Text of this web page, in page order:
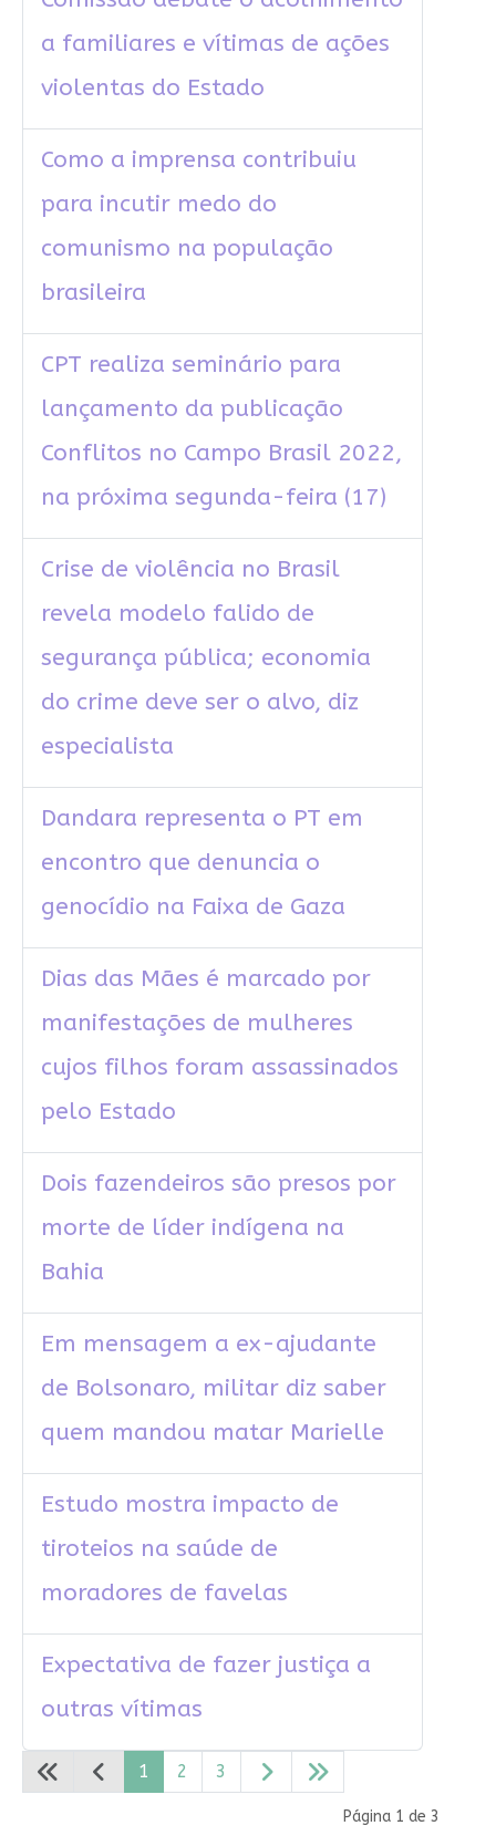
a familiares e vítimas de ações
violentas do Estado
Como a imprensa contribuiu
para incutir medo do
comunismo na população
brasileira
CPT realiza seminário para
lançamento da publicação
Conflitos no Campo Brasil 2022,
na próxima segunda-feira (17)
Crise de violência no Brasil
revela modelo falido de
segurança pública; economia
do crime deve ser o alvo, diz
especialista
Dandara representa o PT em
encontro que denuncia o
genocídio na Faixa de Gaza
Dias das Mães é marcado por
manifestações de mulheres
cujos filhos foram assassinados
pelo Estado
Dois fazendeiros são presos por
morte de líder indígena na
Bahia
Em mensagem a ex-ajudante
de Bolsonaro, militar diz saber
quem mandou matar Marielle
Estudo mostra impacto de
tiroteios na saúde de
moradores de favelas
Expectativa de fazer justiça a
outras vítimas
Página 1 de 3
1 2 3